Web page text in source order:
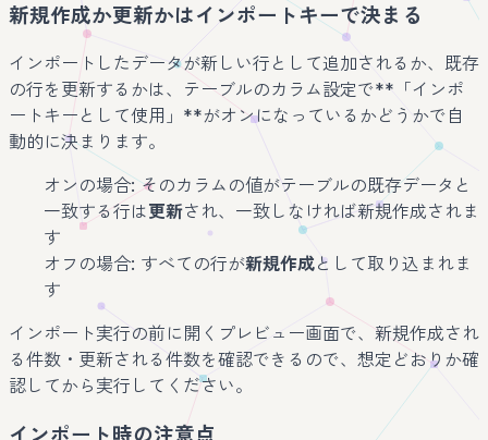
新規作成か更新かはインポートキーで決まる
インポートしたデータが新しい行として追加されるか、既存
の行を更新するかは、テーブルのカラム設定で**「インポ
ートキーとして使用」**がオンになっているかどうかで自
動的に決まります。
オンの場合: そのカラムの値がテーブルの既存データと
一致する行は更新され、一致しなければ新規作成されま
す
オフの場合: すべての行が新規作成として取り込まれま
す
インポート実行の前に開くプレビュー画面で、新規作成され
る件数・更新される件数を確認できるので、想定どおりか確
認してから実行してください。
インポート時の注意点